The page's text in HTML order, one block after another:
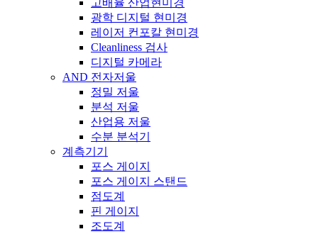
고배율 산업현미경
광학 디지털 현미경
레이저 컨포칼 현미경
Cleanliness 검사
디지털 카메라
AND 전자저울
정밀 저울
분석 저울
산업용 저울
수분 분석기
계측기기
포스 게이지
포스 게이지 스탠드
점도계
핀 게이지
조도계